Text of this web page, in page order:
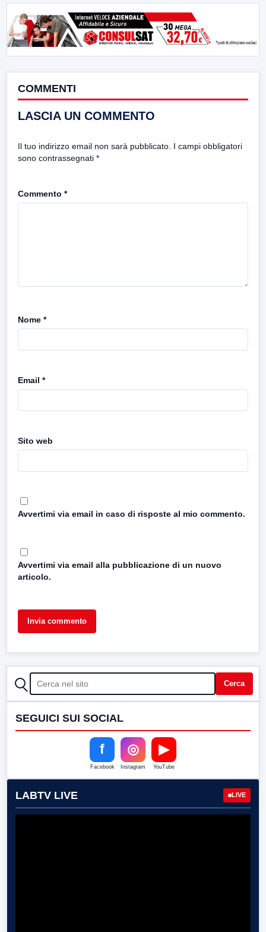
COMMENTI
LASCIA UN COMMENTO
Il tuo indirizzo email non sarà pubblicato. I campi obbligatori
sono contrassegnati *
Commento *
Nome *
Email *
Sito web
Avvertimi via email in caso di risposte al mio commento.
Avvertimi via email alla pubblicazione di un nuovo
articolo.
CERCA Cerca
SEGUICI SUI SOCIAL
f
Facebook
◎
Instagram
▶
YouTube
LABTV LIVE LIVE